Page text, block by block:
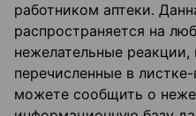
работником аптеки.
распространяется на
нежелательные
перечисленные в
можете сообщить о